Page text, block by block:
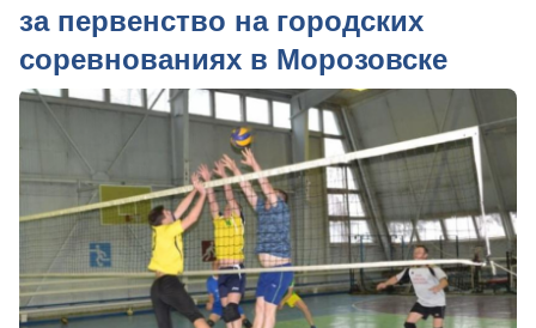
за первенство на городских
соревнованиях в Морозовске